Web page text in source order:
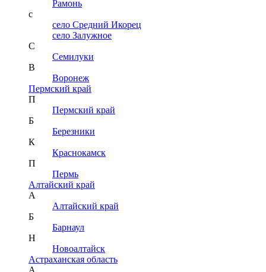
Рамонь
с
село Средний Икорец
село Залужное
С
Семилуки
В
Воронеж
Пермский край
П
Пермский край
Б
Березники
К
Краснокамск
П
Пермь
Алтайский край
А
Алтайский край
Б
Барнаул
Н
Новоалтайск
Астраханская область